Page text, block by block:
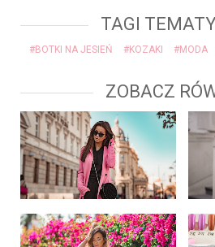
TAGI
#BOTKI NA JESIEŃ #KOZAKI #MODA
ZOBACZ